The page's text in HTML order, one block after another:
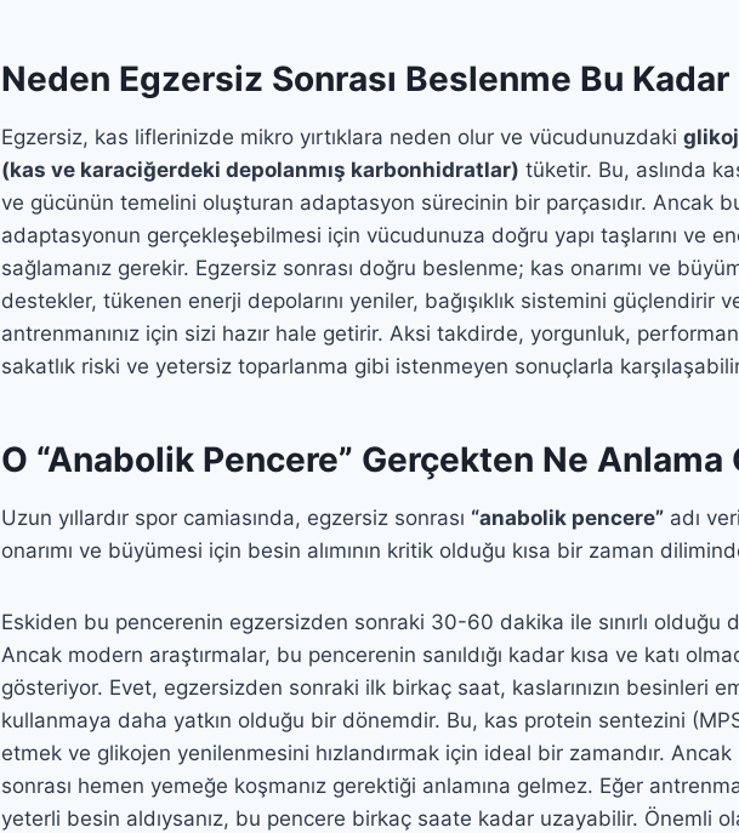
Neden Egzersiz Sonrası Beslenme Bu
Egzersiz, kas liflerinizde mikro yırtıklara neden olur ve vücudunuzdaki
(kas ve karaciğerdeki depolanmış karbonhidratlar) tüketir. Bu, aslında
ve gücünün temelini oluşturan adaptasyon sürecinin bir parçasıdır. Ancak
adaptasyonun gerçekleşebilmesi için vücudunuza doğru yapı taşlarını ve
sağlamanız gerekir. Egzersiz sonrası doğru beslenme; kas onarımı ve
destekler, tükenen enerji depolarını yeniler, bağışıklık sistemini güçlendirir
antrenmanınız için sizi hazır hale getirir. Aksi takdirde, yorgunluk,
sakatlık riski ve yetersiz toparlanma gibi istenmeyen sonuçlarla
O “Anabolik Pencere” Gerçekten Ne Anlama
Uzun yıllardır spor camiasında, egzersiz sonrası “anabolik pencere” adı
onarımı ve büyümesi için besin alımının kritik olduğu kısa bir zaman
Eskiden bu pencerenin egzersizden sonraki 30-60 dakika ile sınırlı olduğu
Ancak modern araştırmalar, bu pencerenin sanıldığı kadar kısa ve katı
gösteriyor. Evet, egzersizden sonraki ilk birkaç saat, kaslarınızın besinleri
kullanmaya daha yatkın olduğu bir dönemdir. Bu, kas protein sentezini
etmek ve glikojen yenilenmesini hızlandırmak için ideal bir zamandır.
sonrası hemen yemeğe koşmanız gerektiği anlamına gelmez. Eğer
yeterli besin aldıysanız, bu pencere birkaç saate kadar uzayabilir. Önemli